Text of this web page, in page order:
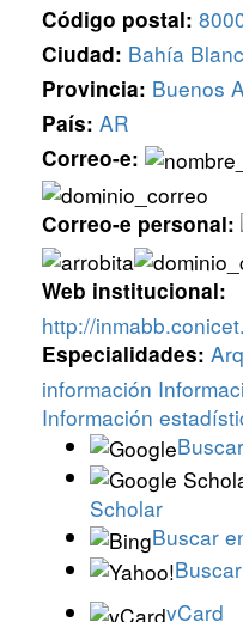
Código postal:
Ciudad: Bahía
Provincia: Buenos
País: AR
Correo-e:
Correo-e personal:
Web institucional:
http://
Especialidades:
información
Información
Scholar
Buscar
vCard